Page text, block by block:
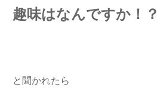
趣味はなんですか！？
と聞かれたら